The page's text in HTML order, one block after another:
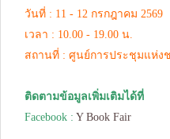
วันที่ : 11 - 12 กรกฎาคม 2569
เวลา : 10.00 - 19.00 น.
สถานที่ : ศูนย์การประชุมแห่ง
ติดตามข้อมูลเพิ่มเติมได้ที่
Facebook : Y Book Fair